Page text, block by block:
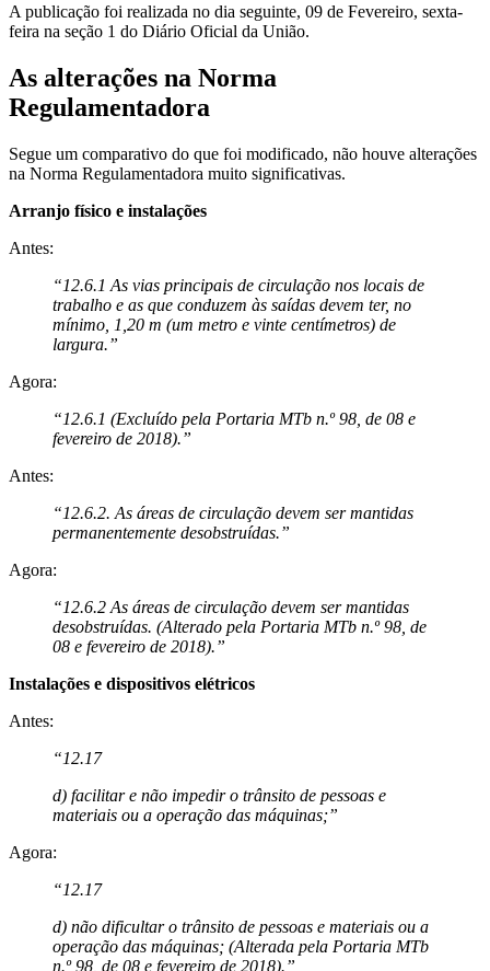
A publicação foi realizada no dia seguinte, 09 de Fevereiro, sexta-
feira na seção 1 do Diário Oficial da União.
As alterações na Norma
Regulamentadora
Segue um comparativo do que foi modificado, não houve alterações
na Norma Regulamentadora muito significativas.
Arranjo físico e instalações
Antes:
“12.6.1 As vias principais de circulação nos locais de
trabalho e as que conduzem às saídas devem ter, no
mínimo, 1,20 m (um metro e vinte centímetros) de
largura.”
Agora:
“12.6.1 (Excluído pela Portaria MTb n.º 98, de 08 e
fevereiro de 2018).”
Antes:
“12.6.2. As áreas de circulação devem ser mantidas
permanentemente desobstruídas.”
Agora:
“12.6.2 As áreas de circulação devem ser mantidas
desobstruídas. (Alterado pela Portaria MTb n.º 98, de
08 e fevereiro de 2018).”
Instalações e dispositivos elétricos
Antes:
“12.17
d) facilitar e não impedir o trânsito de pessoas e
materiais ou a operação das máquinas;”
Agora:
“12.17
d) não dificultar o trânsito de pessoas e materiais ou a
operação das máquinas; (Alterada pela Portaria MTb
n.º 98, de 08 e fevereiro de 2018).”